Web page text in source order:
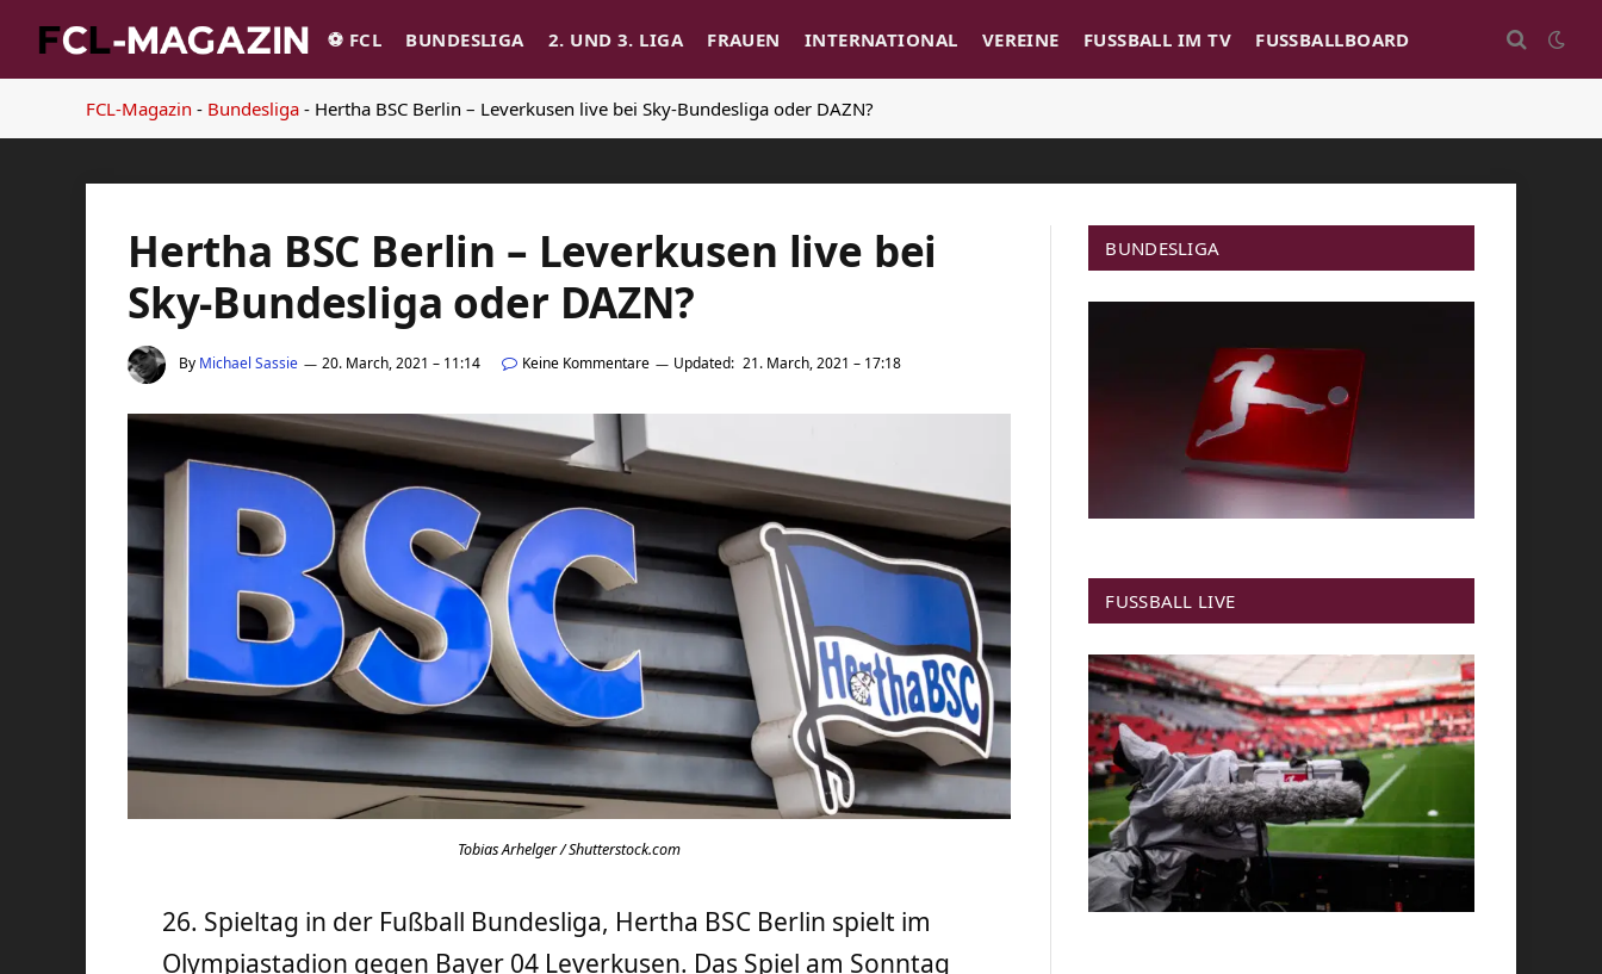
⚽️ FCL BUNDESLIGA 2. UND 3. LIGA FRAUEN INTERNATIONAL VEREINE FUSSBALL IM TV FUSSBALLBOARD
FCL-Magazin - Bundesliga - Hertha BSC Berlin – Leverkusen live bei Sky-Bundesliga oder DAZN?
Hertha BSC Berlin – Leverkusen live bei
Sky-Bundesliga oder DAZN?
By Michael Sassie 20. March, 2021 – 11:14 Keine Kommentare Updated: 21. March, 2021 – 17:18
Tobias Arhelger / Shutterstock.com
26. Spieltag in der Fußball Bundesliga, Hertha BSC Berlin spielt im
Olympiastadion gegen Bayer 04 Leverkusen. Das Spiel am Sonntag
BUNDESLIGA
FUSSBALL LIVE